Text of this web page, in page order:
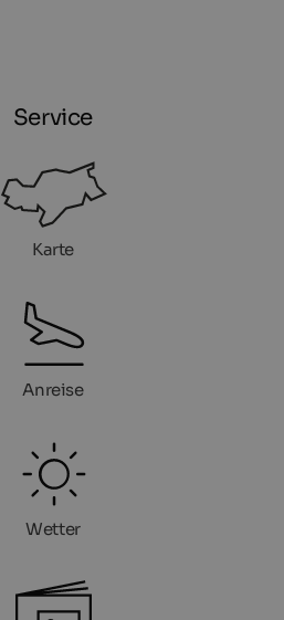
Service
Karte
Anreise
Wetter